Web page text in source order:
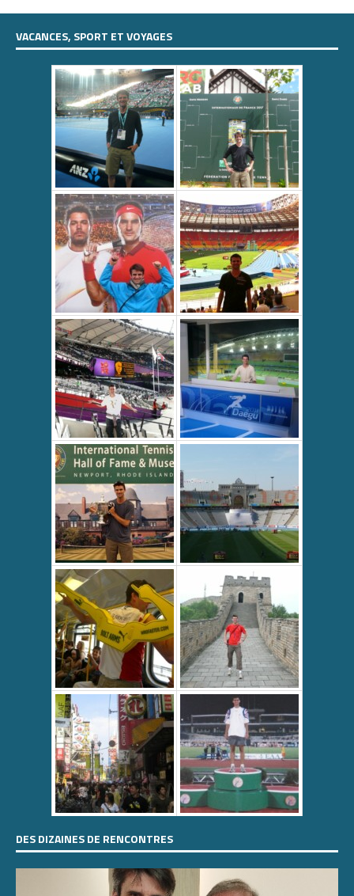
VACANCES, SPORT ET VOYAGES
DES DIZAINES DE RENCONTRES